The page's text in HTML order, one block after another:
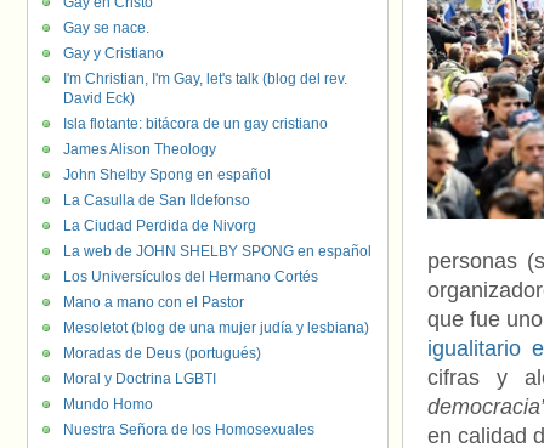
personas
que fue
igualitario
cifras y
en calidad
Gay se nace.
Gay y Cristiano
I'm Christian, I'm Gay, let's talk (blog del rev.
David Eck)
Isla flotante: bitácora de un gay cristiano
James Alison Theology
John Shelby Spong en español
La Casulla de San Ildefonso
La Ciudad Perdida de Nivorg
La web de JOHN SHELBY SPONG en español
Los Universículos del Hermano Cortés
Mano a mano con el Pastor
Mesoletot (blog de una mujer judía y lesbiana)
Moradas de Deus (portugués)
Moral y Doctrina LGBTI
Mundo Homo
Nuestra Señora de los Homosexuales